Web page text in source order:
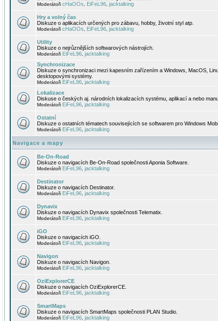
Moderátoři cHaOOs EiFeL96 jacktalking
Hry a volný čas
Diskuze o aplikacích určených pro zábavu, hobby, životní styl atp.
Moderátoři cHaOOs EiFeL96 jacktalking
Utility
Diskuze o nejrůznějších softwarových nástrojích.
Moderátoři EiFeL96 jacktalking
Synchronizace
Diskuze o synchronizaci mezi kapesním zařízením a Windows, MacOS,
desktopovými systémy.
Moderátoři EiFeL96 jacktalking
Lokalizace
Diskuse o českých aj. národních lokalizacích systému, aplikací a nebo
Moderátoři EiFeL96 jacktalking
Ostatní
Diskuze o ostatních tématech souvisejících se softwarem pro Windows
Moderátoři EiFeL96 jacktalking
Navigace a mapy
Be-On-Road
Diskuze o navigacích Be-On-Road společnosti Aponia Software.
Moderátoři EiFeL96 jacktalking
Destinator
Diskuze o navigacích Destinator.
Moderátoři EiFeL96 jacktalking
Dynavix
Diskuze o navigacích Dynavix společnosti Telematix.
Moderátoři EiFeL96 jacktalking
iGO
Diskuze o navigacích iGO.
Moderátoři EiFeL96 jacktalking
Navigon
Diskuze o navigacích Navigon.
Moderátoři EiFeL96 jacktalking
OziExplorerCE
Diskuze o navigacích OziExplorerCE.
Moderátoři EiFeL96 jacktalking
SmartMaps
Diskuze o navigacích SmartMaps společnosti PLAN Studio.
Moderátoři EiFeL96 jacktalking